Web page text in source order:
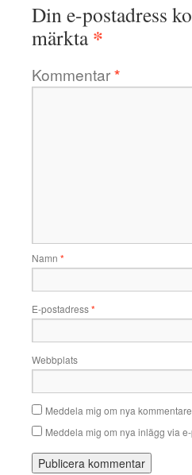
Din e-postadress
märkta*
Kommentar*
Namn *
E-postadress*
Webbplats
Meddela mig om nya
Meddela mig om nya inlägg via